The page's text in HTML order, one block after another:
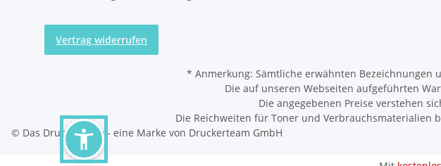
Vertrag widerrufen
* Anmerkung: Sämtliche erwähnten
Die auf unseren Webseiten aufgeführten
Die angegebenen Preise verstehen
Die Reichweiten für Toner und Verbrauchsmaterialien
© Das Druckerteam - eine Marke von Druckerteam GmbH